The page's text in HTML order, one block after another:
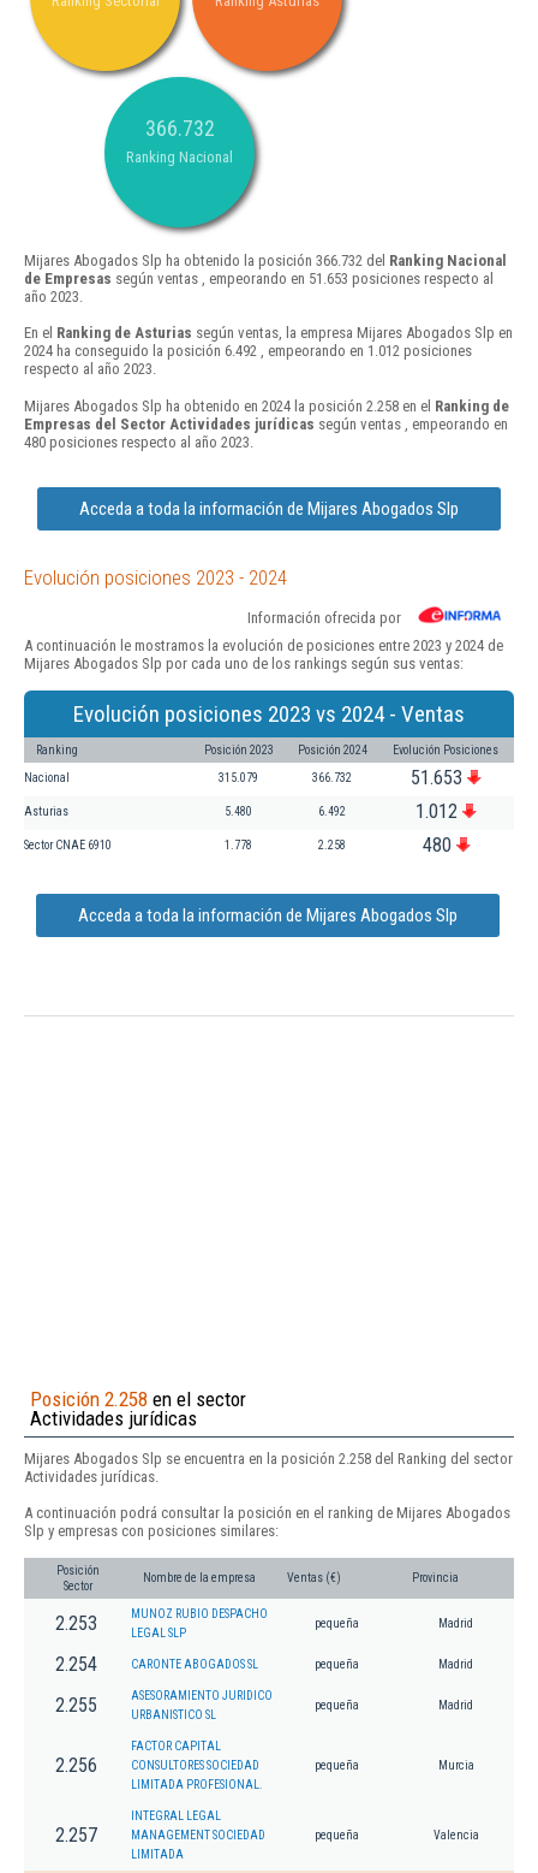
366.732
Ranking Nacional
Mijares Abogados Slp ha obtenido la posición 366.732 del Ranking Nacional
de Empresas según ventas , empeorando en 51.653 posiciones respecto al
año 2023.
En el Ranking de Asturias según ventas, la empresa Mijares Abogados Slp en
2024 ha conseguido la posición 6.492 , empeorando en 1.012 posiciones
respecto al año 2023.
Mijares Abogados Slp ha obtenido en 2024 la posición 2.258 en el Ranking de
Empresas del Sector Actividades jurídicas según ventas , empeorando en
480 posiciones respecto al año 2023.
Acceda a toda la información de Mijares Abogados Slp
Evolución posiciones 2023 - 2024
Información ofrecida por
A continuación le mostramos la evolución de posiciones entre 2023 y 2024 de
Mijares Abogados Slp por cada uno de los rankings según sus ventas:
Evolución posiciones 2023 vs 2024 - Ventas
Ranking Posición 2023 Posición 2024 Evolución Posiciones
Nacional 315.079 366.732 51.653
Asturias 5.480 6.492 1.012
Sector CNAE 6910 1.778 2.258 480
Acceda a toda la información de Mijares Abogados Slp
Posición 2.258 en el sector
Actividades jurídicas
Mijares Abogados Slp se encuentra en la posición 2.258 del Ranking del sector
Actividades jurídicas.
A continuación podrá consultar la posición en el ranking de Mijares Abogados
Slp y empresas con posiciones similares:
Posición
Sector
Nombre de la empresa Ventas (€) Provincia
2.253
MUNOZ RUBIO DESPACHO
LEGAL SLP
pequeña Madrid
2.254 CARONTE ABOGADOS SL pequeña Madrid
2.255
ASESORAMIENTO JURIDICO
URBANISTICO SL
pequeña Madrid
2.256
FACTOR CAPITAL
CONSULTORES SOCIEDAD
LIMITADA PROFESIONAL.
pequeña Murcia
2.257
INTEGRAL LEGAL
MANAGEMENT SOCIEDAD
LIMITADA
pequeña Valencia